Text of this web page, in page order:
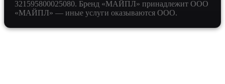
321595800025080. Бренд «МАЙПЛ» принадлежит ООО
«МАЙПЛ» — иные услуги оказываются ООО.